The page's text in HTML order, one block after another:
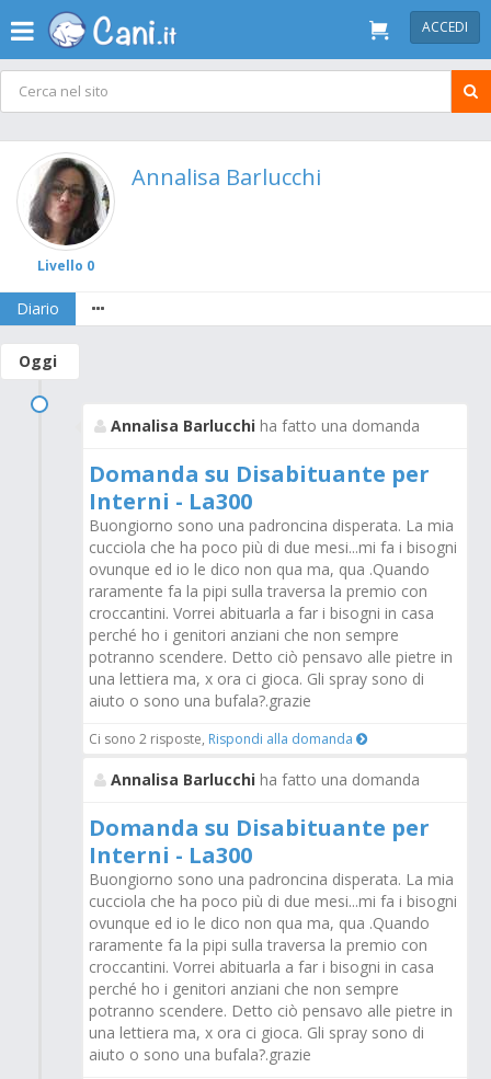
ACCEDI
Livello 0
Annalisa Barlucchi
Diario
Oggi
Annalisa Barlucchi ha fatto una domanda
Domanda su Disabituante per
Interni - La300
Buongiorno sono una padroncina disperata. La mia
cucciola che ha poco più di due mesi...mi fa i bisogni
ovunque ed io le dico non qua ma, qua .Quando
raramente fa la pipi sulla traversa la premio con
croccantini. Vorrei abituarla a far i bisogni in casa
perché ho i genitori anziani che non sempre
potranno scendere. Detto ciò pensavo alle pietre in
una lettiera ma, x ora ci gioca. Gli spray sono di
aiuto o sono una bufala?.grazie
Ci sono 2 risposte, Rispondi alla domanda
Annalisa Barlucchi ha fatto una domanda
Domanda su Disabituante per
Interni - La300
Buongiorno sono una padroncina disperata. La mia
cucciola che ha poco più di due mesi...mi fa i bisogni
ovunque ed io le dico non qua ma, qua .Quando
raramente fa la pipi sulla traversa la premio con
croccantini. Vorrei abituarla a far i bisogni in casa
perché ho i genitori anziani che non sempre
potranno scendere. Detto ciò pensavo alle pietre in
una lettiera ma, x ora ci gioca. Gli spray sono di
aiuto o sono una bufala?.grazie